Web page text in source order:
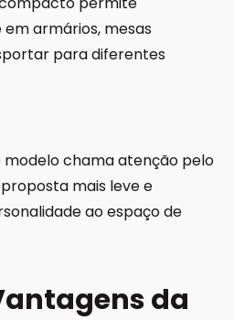
armários, mesas
para diferentes
chama atenção pelo
mais leve e
ao espaço de
da